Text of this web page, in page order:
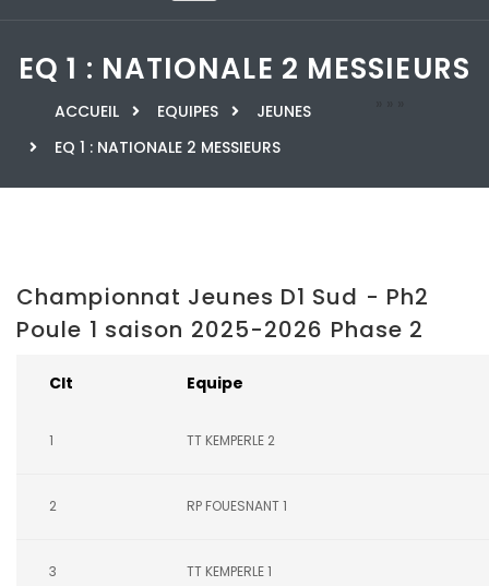
EQ 1 : NATIONALE 2 MESSIEURS
ACCUEIL EQUIPES JEUNES
EQ 1 : NATIONALE 2 MESSIEURS
Championnat Jeunes D1 Sud - Ph2
Poule 1 saison 2025-2026 Phase 2
Clt Equipe
1 TT KEMPERLE 2
2 RP FOUESNANT 1
3 TT KEMPERLE 1